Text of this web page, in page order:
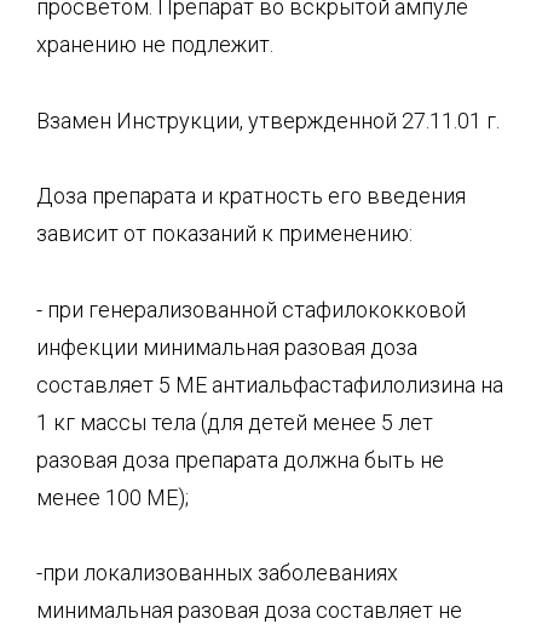
просветом. Препарат во вскрытой ампуле
хранению не подлежит.
Взамен Инструкции, утвержденной 27.11.01 г.
Доза препарата и кратность его введения
зависит от показаний к применению:
- при генерализованной стафилококковой
инфекции минимальная разовая доза
составляет 5 ME антиальфастафилолизина на
1 кг массы тела (для детей менее 5 лет
разовая доза препарата должна быть не
менее 100 ME);
-при локализованных заболеваниях
минимальная разовая доза составляет не